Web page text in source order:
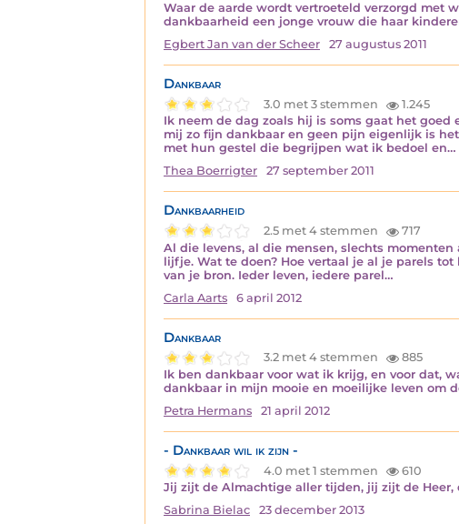
Waar de aarde wordt vertroeteld verzorgd met
dankbaarheid een jonge vrouw die haar
Egbert Jan van der Scheer
27 augustus 2011
Dankbaar
3.0 met 3 stemmen
1.245
Ik neem de dag zoals hij is soms gaat het
mij zo fijn dankbaar en geen pijn eigenlijk is
met hun gestel die begrijpen wat ik bedoel en…
Thea Boerrigter
27 september 2011
Dankbaarheid
2.5 met 4 stemmen
717
Al die levens, al die mensen, slechts
lijfje. Wat te doen? Hoe vertaal je al je parels
van je bron. Ieder leven, iedere parel…
Carla Aarts
6 april 2012
Dankbaar
3.2 met 4 stemmen
885
Ik ben dankbaar voor wat ik krijg, en voor dat,
dankbaar in mijn mooie en moeilijke leven om
Petra Hermans
21 april 2012
- Dankbaar wil ik zijn -
4.0 met 1 stemmen
610
Jij zijt de Almachtige aller tijden, jij zijt de Heer,
Sabrina Bielac
23 december 2013